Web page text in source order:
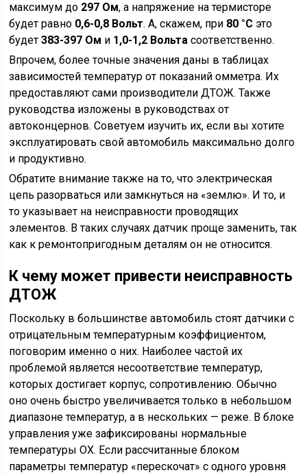
максимум до 297 Ом, а напряжение на термисторе
будет равно 0,6-0,8 Вольт. А, скажем, при 80 °С это
будет383-397 Ом и 1,0-1,2 Вольта соответственно.
Впрочем, более точные значения даны в таблицах
зависимостей температур от показаний омметра. Их
предоставляют сами производители ДТОЖ. Также
руководства изложены в руководствах от
автоконцернов. Советуем изучить их, если вы хотите
эксплуатировать свой автомобиль максимально долго
и продуктивно.
Обратите внимание также на то, что электрическая
цепь разорваться или замкнуться на «землю». И то, и
то указывает на неисправности проводящих
элементов. В таких случаях датчик проще заменить, так
как к ремонтопригодным деталям он не относится.
К чему может привести неисправность
ДТОЖ
Поскольку в большинстве автомобиль стоят датчики с
отрицательным температурным коэффициентом,
поговорим именно о них. Наиболее частой их
проблемой является несоответствие температур,
которых достигает корпус, сопротивлению. Обычно
оно очень быстро увеличивается только в небольшом
диапазоне температур, а в нескольких — реже. В блоке
управления уже зафиксированы нормальные
температуры ОХ. Если рассчитанные блоком
параметры температур «перескочат» с одного уровня